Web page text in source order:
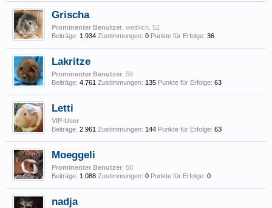
Grischa
Prominenter Benutzer , weiblich, 52
Beiträge: 1.934 Zustimmungen: 0 Punkte für Erfolge: 36
Lakritze
Prominenter Benutzer , 58
Beiträge: 4.761 Zustimmungen: 135 Punkte für Erfolge: 63
Letti
VIP-User
Beiträge: 2.961 Zustimmungen: 144 Punkte für Erfolge: 63
Moeggeli
Prominenter Benutzer , 50
Beiträge: 1.088 Zustimmungen: 0 Punkte für Erfolge: 0
nadja